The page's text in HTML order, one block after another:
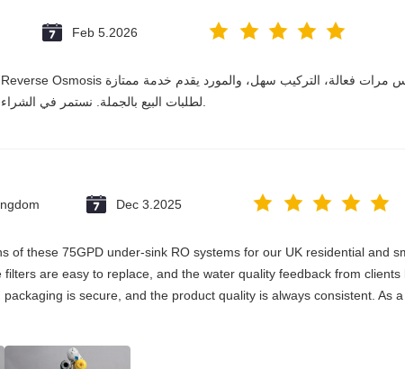
Feb 5.2026
لطلبات البيع بالجملة. نستمر في الشراء منه على المدى الطويل.
Dec 3.2025
of these 75GPD under-sink RO systems for our UK residential and
filters are easy to replace, and the water quality feedback from
is secure, and the product quality is always consistent. As